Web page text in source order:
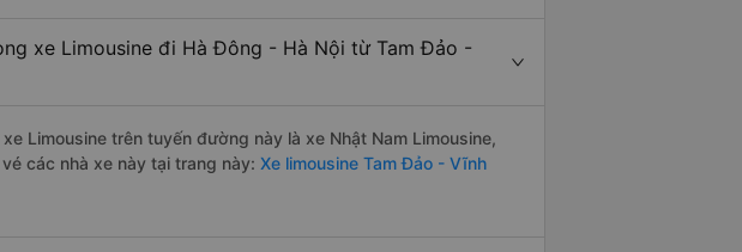
xe Limousine đi Hà Đông - Hà Nội từ Tam Đảo -
Limousine trên tuyến đường này là xe Nhật Nam Limousine,
các nhà xe này tại trang này: Xe limousine Tam Đảo - Vĩnh